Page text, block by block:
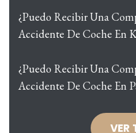
¿Puedo Recibir Una
Accidente De Coche En
¿Puedo Recibir Una
Accidente De Coche En
VER